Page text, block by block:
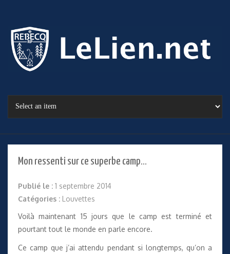
Mon ressenti sur ce superbe camp…
Publié le : 1 septembre 2014
Catégories : Louvettes
Voilà maintenant 15 jours que le camp est terminé et
pourtant tout le monde en parle encore.
Ce camp que j’ai attendu pendant si longtemps, qu’on a